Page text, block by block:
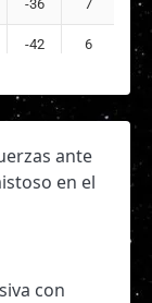
-36 7
-42 6
ante
en el
con